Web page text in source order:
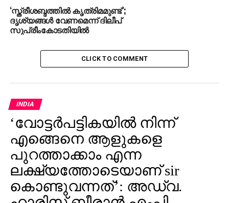
‘സ്ത്രീശബ്ദത്തില്‍ കൃത്രിമമുണ്ട്’;
ദൃശ്യങ്ങള്‍ വേണമെന്ന് ദിലീപ്
സുപ്രീംകോടതിയില്‍
CLICK TO COMMENT
INDIA
‘വോട്ടര്‍പട്ടികയില്‍ നിന്ന്
എങ്ങെനെ ആളുകളെ
പുറത്താക്കാം എന്ന
ലക്ഷ്യത്തോടെയാണ് sir
കൊണ്ടുവന്നത്’: അഡ്വ.